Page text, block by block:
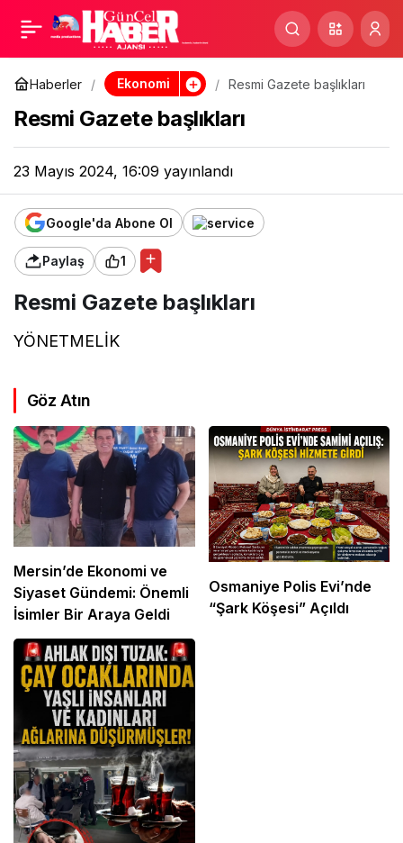
Haberler Ekonomi Resmi Gazete başlıkları
Resmi Gazete başlıkları
23 Mayıs 2024, 16:09 yayınlandı
Google'da Abone Ol
Paylaş 1
Resmi Gazete başlıkları
YÖNETMELİK
Göz Atın
Mersin’de Ekonomi ve
Siyaset Gündemi: Önemli
İsimler Bir Araya Geldi
Osmaniye Polis Evi’nde
“Şark Köşesi” Açıldı
1 haftada 48 terörist
etkisiz hale getirildi
Paylaş